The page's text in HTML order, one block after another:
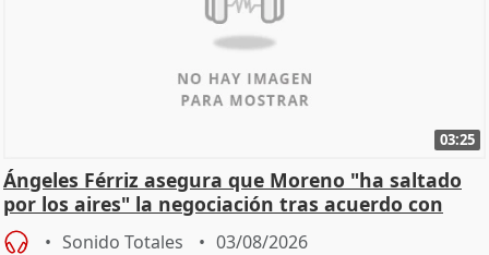
03:25
Ángeles Férriz asegura que Moreno "ha saltado
por los aires" la negociación tras acuerdo con
SMA
Sonido Totales 03/08/2026